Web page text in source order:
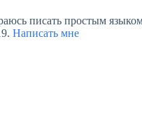
писать простым
Написать мне